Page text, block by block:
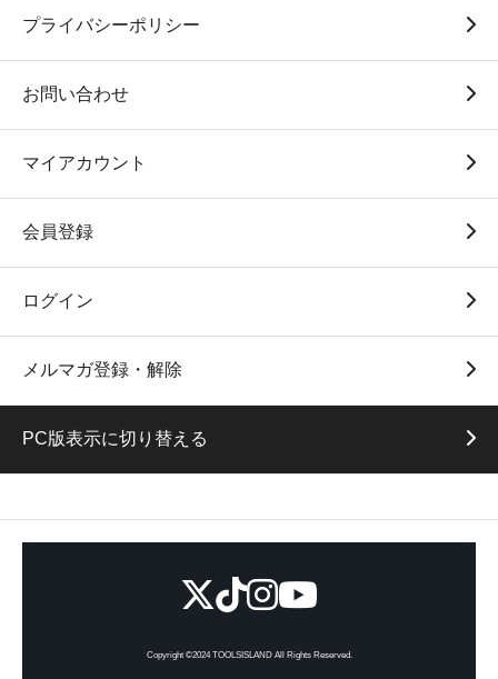
プライバシーポリシー
お問い合わせ
マイアカウント
会員登録
ログイン
メルマガ登録・解除
PC版表示に切り替える
Copyright ©2024 TOOLSISLAND All Rights Reserved.